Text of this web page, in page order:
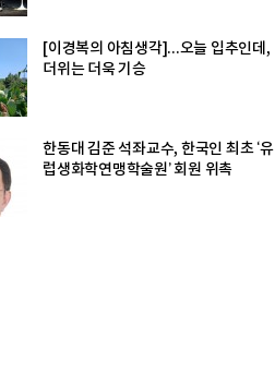
[이경복의 아침생각]...오늘 입추인데,
더위는 더욱 기승
한동대 김준 석좌교수, 한국인 최초 ‘유
럽생화학연맹학술원’ 회원 위촉